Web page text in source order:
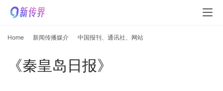
Home 新闻传播媒介 中国报刊、通讯社、网站
《秦皇岛日报》